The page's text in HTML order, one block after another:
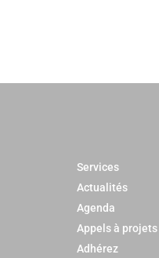
Services
Actualités
Agenda
Appels à projets
Adhérez